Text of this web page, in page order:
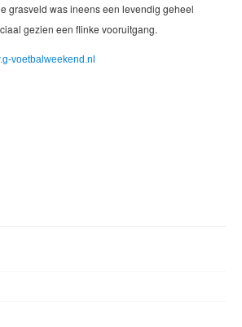
grasveld was ineens een levendig geheel
gezien een flinke vooruitgang.
voetbalweekend.nl